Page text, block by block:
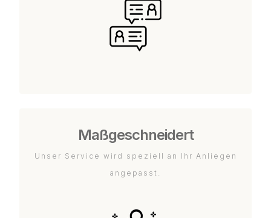
Maßgeschneidert
Unser Service wird speziell an Ihr Anliegen
angepasst.